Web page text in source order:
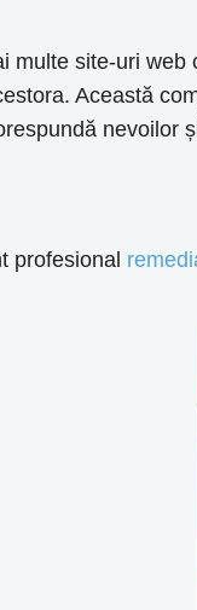
multe site-uri
Această
nevoilor
profesional